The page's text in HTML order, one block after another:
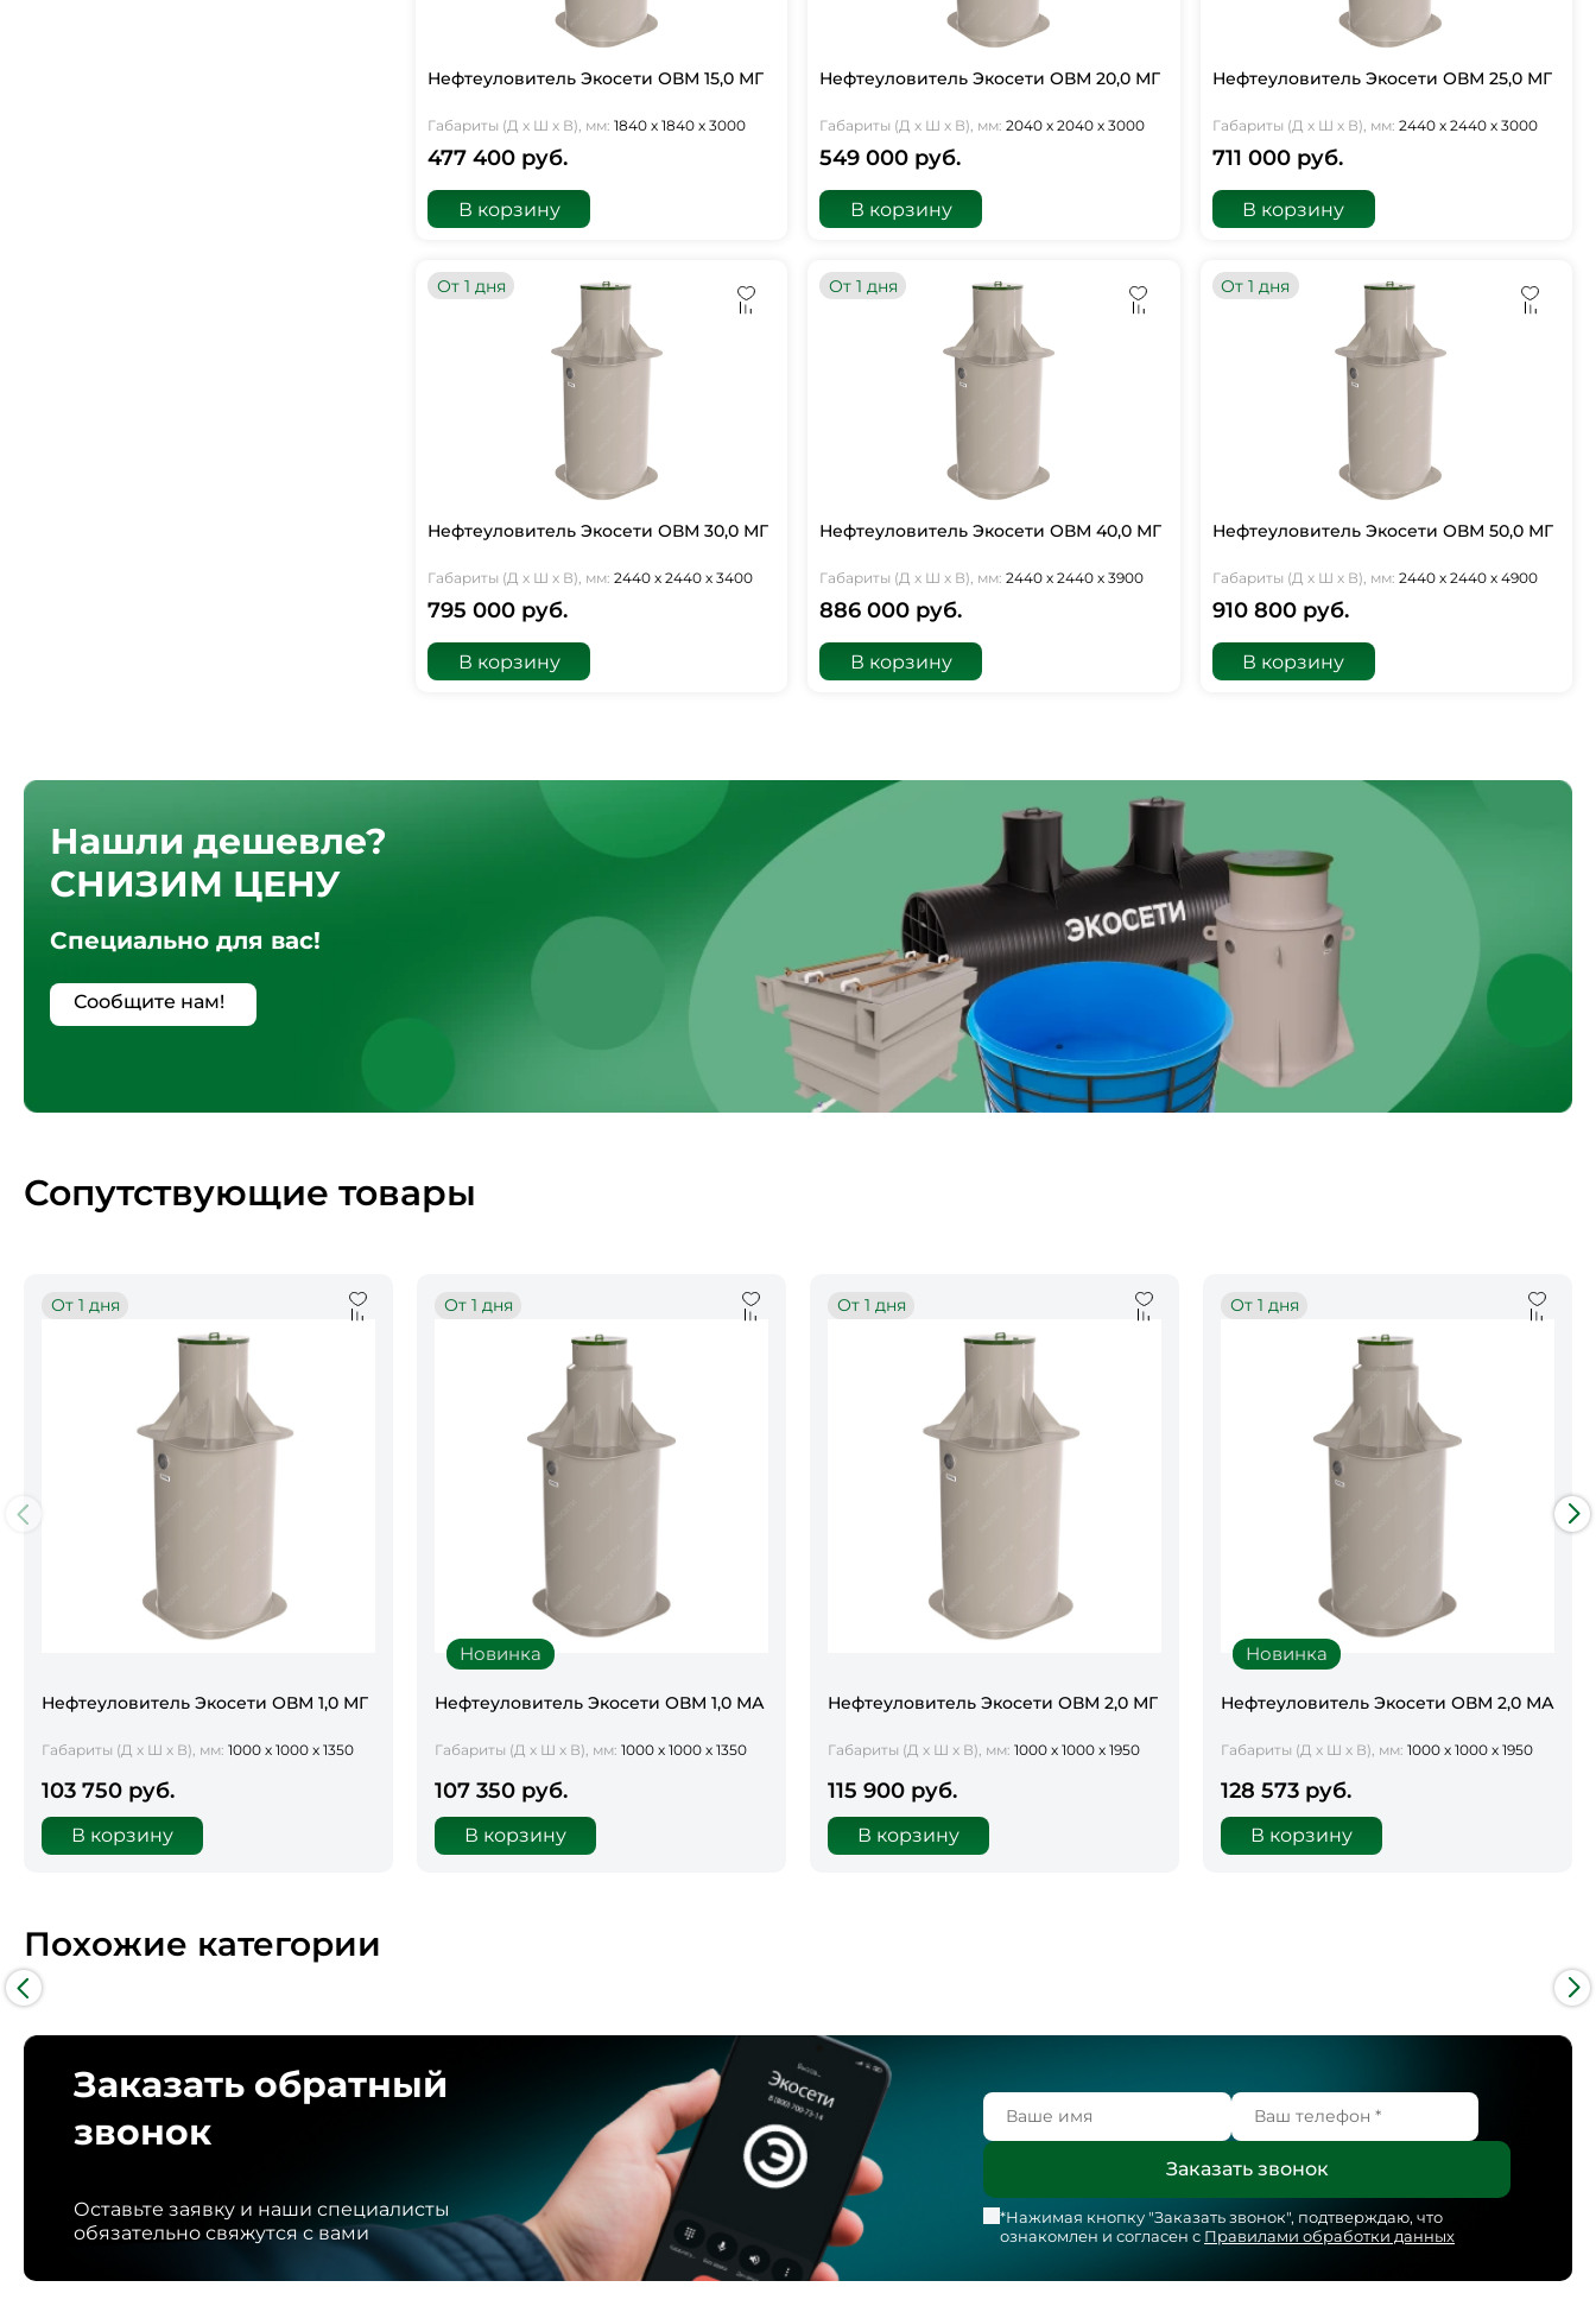
Нефтеуловитель Экосети ОВМ 15,0 МГ
Габариты (Д х Ш х В), мм: 1840 х 1840 х 3000
477 400 руб.
В корзину
Нефтеуловитель Экосети ОВМ 20,0 МГ
Габариты (Д х Ш х В), мм: 2040 х 2040 х 3000
549 000 руб.
В корзину
Нефтеуловитель Экосети ОВМ 25,0 МГ
Габариты (Д х Ш х В), мм: 2440 х 2440 х 3000
711 000 руб.
В корзину
От 1 дня
Нефтеуловитель Экосети ОВМ 30,0 МГ
Габариты (Д х Ш х В), мм: 2440 х 2440 х 3400
795 000 руб.
В корзину
От 1 дня
Нефтеуловитель Экосети ОВМ 40,0 МГ
Габариты (Д х Ш х В), мм: 2440 х 2440 х 3900
886 000 руб.
В корзину
От 1 дня
Нефтеуловитель Экосети ОВМ 50,0 МГ
Габариты (Д х Ш х В), мм: 2440 х 2440 х 4900
910 800 руб.
В корзину
Нашли дешевле?
СНИЗИМ ЦЕНУ
Специально для вас!
Сообщите нам!
Сопутствующие товары
От 1 дня
Нефтеуловитель Экосети ОВМ 1,0 МГ
Габариты (Д х Ш х В), мм: 1000 х 1000 х 1350
103 750 руб.
В корзину
Новинка
От 1 дня
Нефтеуловитель Экосети ОВМ 1,0 МА
Габариты (Д х Ш х В), мм: 1000 х 1000 х 1350
107 350 руб.
В корзину
От 1 дня
Нефтеуловитель Экосети ОВМ 2,0 МГ
Габариты (Д х Ш х В), мм: 1000 х 1000 х 1950
115 900 руб.
В корзину
Новинка
От 1 дня
Нефтеуловитель Экосети ОВМ 2,0 МА
Габариты (Д х Ш х В), мм: 1000 х 1000 х 1950
128 573 руб.
В корзину
Похожие категории
Заказать обратный
звонок
Оставьте заявку и наши специалисты
обязательно свяжутся с вами
*Нажимая кнопку "Заказать звонок", подтверждаю, что
ознакомлен и согласен с Правилами обработки данных